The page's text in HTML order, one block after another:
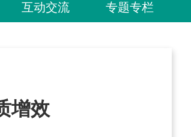
互动交流 专题专栏
增效